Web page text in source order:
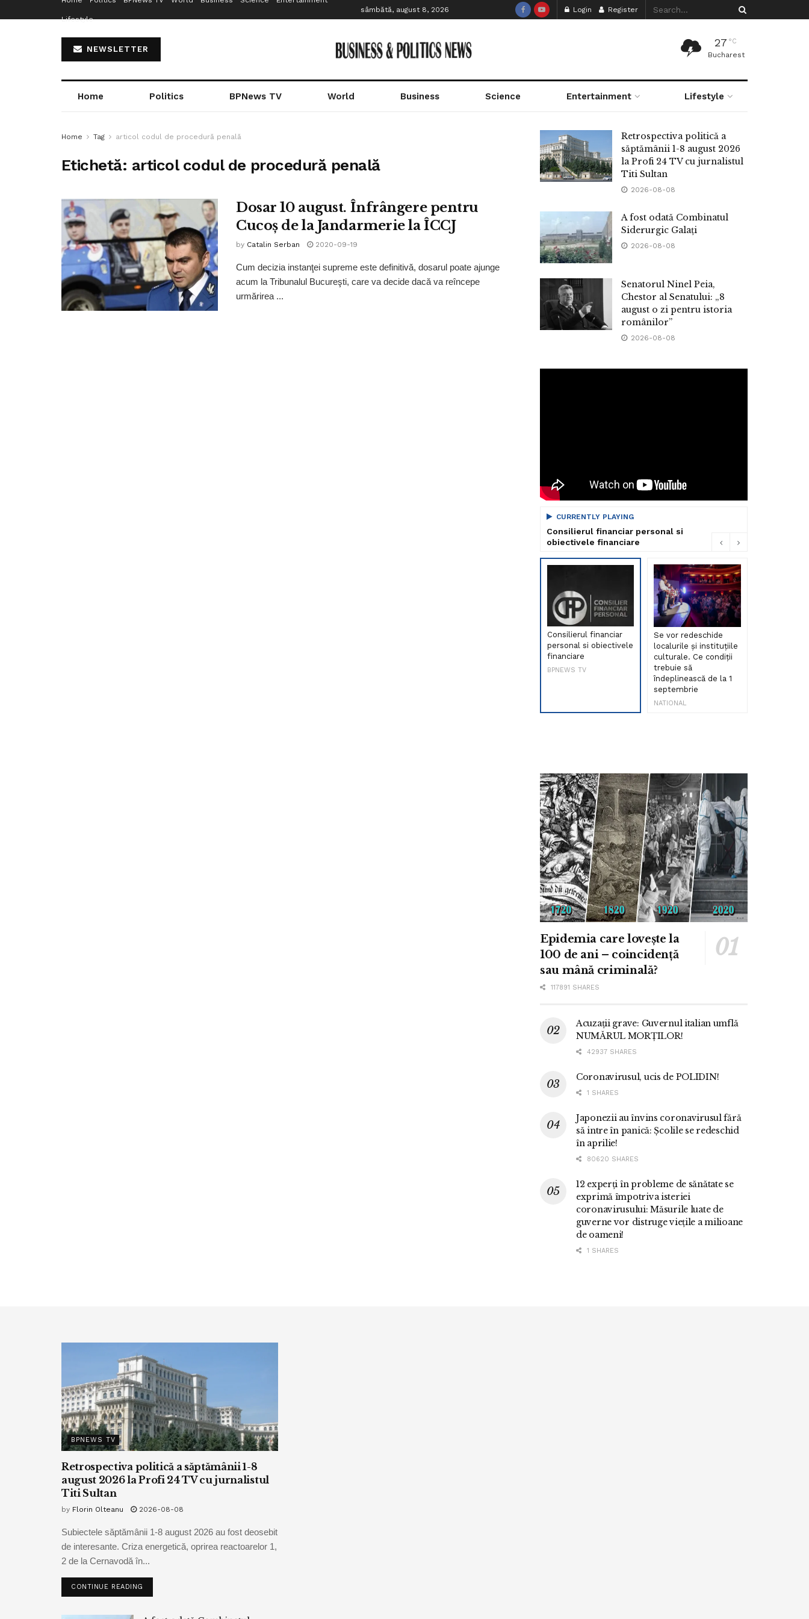
Lifestyle
sâmbătă, august 8, 2026 Login Register
NEWSLETTER
27 °C
Bucharest
Home Politics BPNews TV World Business Science Entertainment Lifestyle
Home Tag articol codul de procedură penală
Etichetă: articol codul de procedură penală
Dosar 10 august. Înfrângere pentru
Cucoș de la Jandarmerie la ÎCCJ
by Catalin Serban 2020-09-19
Cum decizia instanţei supreme este definitivă, dosarul poate ajunge
acum la Tribunalul Bucureşti, care va decide dacă va reîncepe
urmărirea ...
Retrospectiva politică a
săptămânii 1-8 august 2026
la Profi 24 TV cu jurnalistul
Titi Sultan
2026-08-08
A fost odată Combinatul
Siderurgic Galați
2026-08-08
Senatorul Ninel Peia,
Chestor al Senatului: „8
august o zi pentru istoria
românilor”
2026-08-08
CURRENTLY PLAYING
Consilierul financiar personal si
obiectivele financiare
Consilierul financiar
personal si obiectivele
financiare
BPNEWS TV
Se vor redeschide
localurile și instituțiile
culturale. Ce condiții
trebuie să
îndeplinească de la 1
septembrie
NATIONAL
Epidemia care lovește la
100 de ani – coincidență
sau mână criminală?
117891 SHARES
Acuzații grave: Guvernul italian umflă
NUMĂRUL MORȚILOR!
42937 SHARES
Coronavirusul, ucis de POLIDIN!
1 SHARES
Japonezii au învins coronavirusul fără
să intre în panică: Școlile se redeschid
în aprilie!
80620 SHARES
12 experți în probleme de sănătate se
exprimă împotriva isteriei
coronavirusului: Măsurile luate de
guverne vor distruge viețile a milioane
de oameni!
1 SHARES
BPNEWS TV
Retrospectiva politică a săptămânii 1-8
august 2026 la Profi 24 TV cu jurnalistul
Titi Sultan
by Florin Olteanu 2026-08-08
Subiectele săptămânii 1-8 august 2026 au fost deosebit
de interesante. Criza energetică, oprirea reactoarelor 1,
2 de la Cernavodă în...
CONTINUE READING